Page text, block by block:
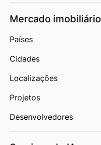
Mercado imobiliário
Países
Cidades
Localizações
Projetos
Desenvolvedores